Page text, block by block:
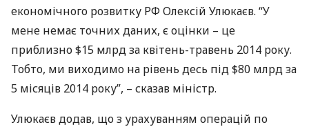
економічного розвитку РФ Олексій Улюкаєв. “У
мене немає точних даних, є оцінки – це
приблизно $15 млрд за квітень-травень 2014 року.
Тобто, ми виходимо на рівень десь під $80 млрд за
5 місяців 2014 року”, – сказав міністр.
Улюкаєв додав, що з урахуванням операцій по